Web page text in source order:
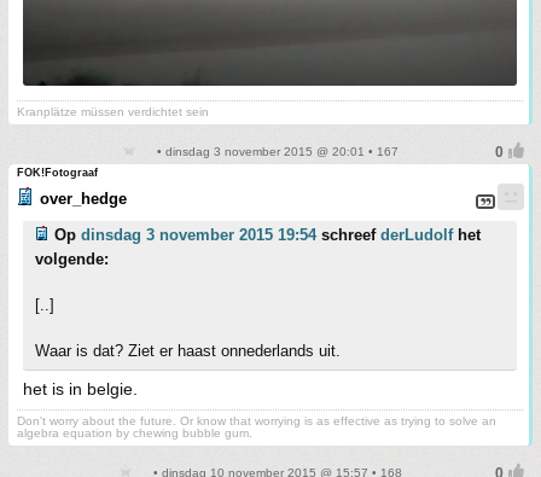
Kranplätze müssen verdichtet sein
• dinsdag 3 november 2015 @ 20:01 • 167
FOK!Fotograaf
over_hedge
Op dinsdag 3 november 2015 19:54schreef derLudolfhet
volgende:
[..]
Waar is dat? Ziet er haast onnederlands uit.
het is in belgie.
Don't worry about the future. Or know that worrying is as effective as trying to solve an
algebra equation by chewing bubble gum.
• dinsdag 10 november 2015 @ 15:57 • 168